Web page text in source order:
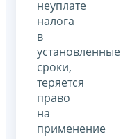
неуплате
налога
в
установленные
сроки,
теряется
право
на
применение